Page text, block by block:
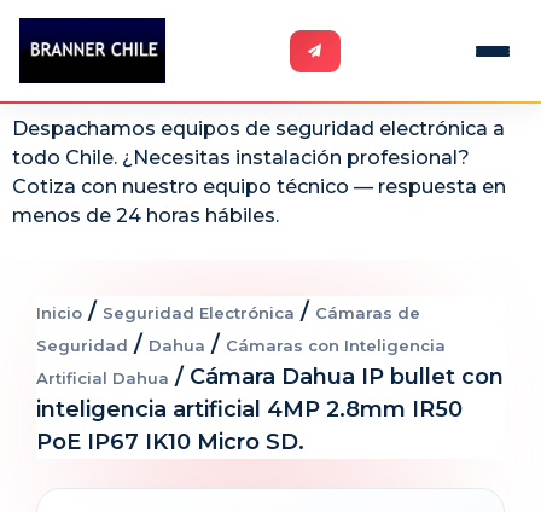
Despachamos equipos de seguridad electrónica a
todo Chile. ¿Necesitas instalación profesional?
Cotiza con nuestro equipo técnico — respuesta en
menos de 24 horas hábiles.
Inicio / Seguridad Electrónica / Cámaras de
Seguridad / Dahua / Cámaras con Inteligencia
Artificial Dahua / Cámara Dahua IP bullet con
inteligencia artificial 4MP 2.8mm IR50
PoE IP67 IK10 Micro SD.